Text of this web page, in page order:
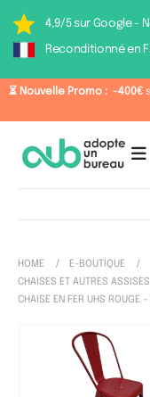
4,9/5 sur Google -
Reconditionné en
⏳ Nouvelle Promo : -400€
HOME
E-BOUTIQUE
CHAISES ET AUTRES ASSISES
CHAISE EN FER UHS ROUGE